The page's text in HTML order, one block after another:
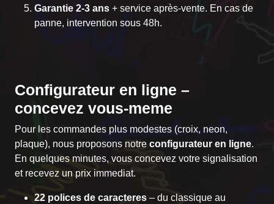
Garantie 2-3 ans + service après-vente. En cas de
panne, intervention sous 48h.
Configurateur en ligne –
concevez vous-meme
Pour les commandes plus modestes (croix, neon,
plaque), nous proposons notre configurateur en ligne.
En quelques minutes, vous concevez votre signalisation
et recevez un prix immediat.
22 polices de caracteres – du classique au